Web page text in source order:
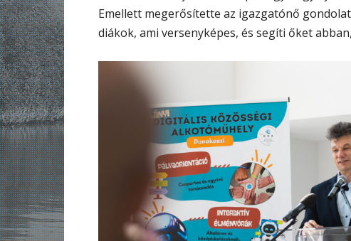
Emellett megerősítette az igazgatónő
diákok, ami versenyképes, és segíti őket